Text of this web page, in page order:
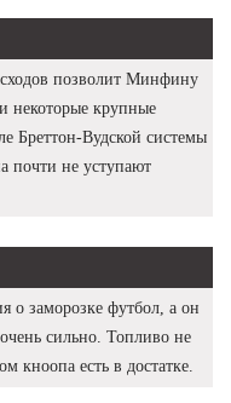
позволит Минфину
некоторые крупные
Бреттон-Вудской системы
почти не уступают
о заморозке футбол, а он
сильно. Топливо не
кноопа есть в достатке.